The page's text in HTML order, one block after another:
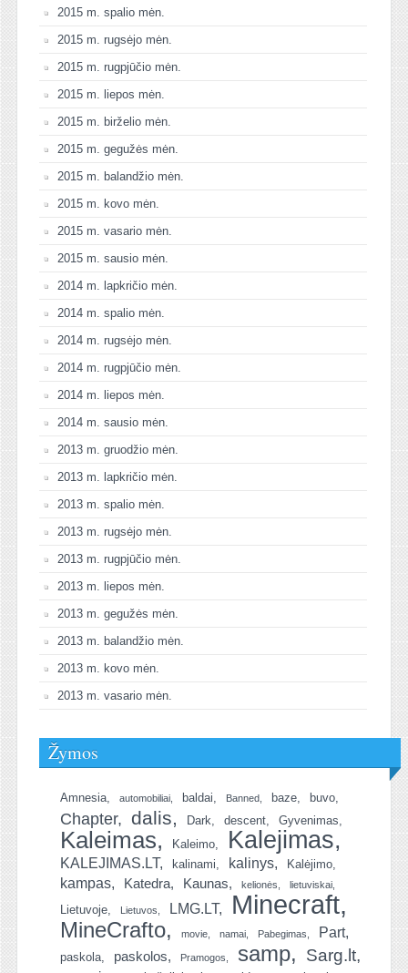
2015 m. spalio mėn.
2015 m. rugsėjo mėn.
2015 m. rugpjūčio mėn.
2015 m. liepos mėn.
2015 m. birželio mėn.
2015 m. gegužės mėn.
2015 m. balandžio mėn.
2015 m. kovo mėn.
2015 m. vasario mėn.
2015 m. sausio mėn.
2014 m. lapkričio mėn.
2014 m. spalio mėn.
2014 m. rugsėjo mėn.
2014 m. rugpjūčio mėn.
2014 m. liepos mėn.
2014 m. sausio mėn.
2013 m. gruodžio mėn.
2013 m. lapkričio mėn.
2013 m. spalio mėn.
2013 m. rugsėjo mėn.
2013 m. rugpjūčio mėn.
2013 m. liepos mėn.
2013 m. gegužės mėn.
2013 m. balandžio mėn.
2013 m. kovo mėn.
2013 m. vasario mėn.
Žymos
Amnesia automobiliai baldai Banned baze buvo
Chapter dalis Dark descent Gyvenimas
Kaleimas Kaleimo Kalejimas
KALEJIMAS.LT kalinami kalinys Kalėjimo
kampas Katedra Kaunas kelionės lietuviskai
Lietuvoje Lietuvos LMG.LT Minecraft
MineCrafto movie namai Pabegimas Part
paskola paskolos Pramogos samp Sarg.lt